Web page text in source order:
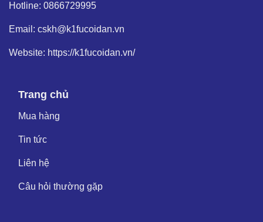
Hotline: 0866729995
Email: cskh@k1fucoidan.vn
Website: https://k1fucoidan.vn/
Trang chủ
Mua hàng
Tin tức
Liên hệ
Câu hỏi thường gặp